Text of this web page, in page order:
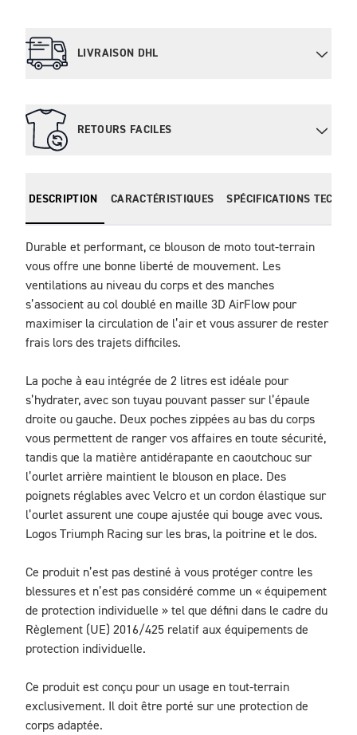
LIVRAISON DHL
RETOURS FACILES
DESCRIPTION CARACTÉRISTIQUES SPÉCIFICATIONS
Durable et performant, ce blouson de moto tout-terrain
vous offre une bonne liberté de mouvement. Les
ventilations au niveau du corps et des manches
s’associent au col doublé en maille 3D AirFlow pour
maximiser la circulation de l’air et vous assurer de rester
frais lors des trajets difficiles.
La poche à eau intégrée de 2 litres est idéale pour
s’hydrater, avec son tuyau pouvant passer sur l’épaule
droite ou gauche. Deux poches zippées au bas du corps
vous permettent de ranger vos affaires en toute sécurité,
tandis que la matière antidérapante en caoutchouc sur
l’ourlet arrière maintient le blouson en place. Des
poignets réglables avec Velcro et un cordon élastique sur
l’ourlet assurent une coupe ajustée qui bouge avec vous.
Logos Triumph Racing sur les bras, la poitrine et le dos.
Ce produit n’est pas destiné à vous protéger contre les
blessures et n’est pas considéré comme un « équipement
de protection individuelle » tel que défini dans le cadre du
Règlement (UE) 2016/425 relatif aux équipements de
protection individuelle.
Ce produit est conçu pour un usage en tout-terrain
exclusivement. Il doit être porté sur une protection de
corps adaptée.